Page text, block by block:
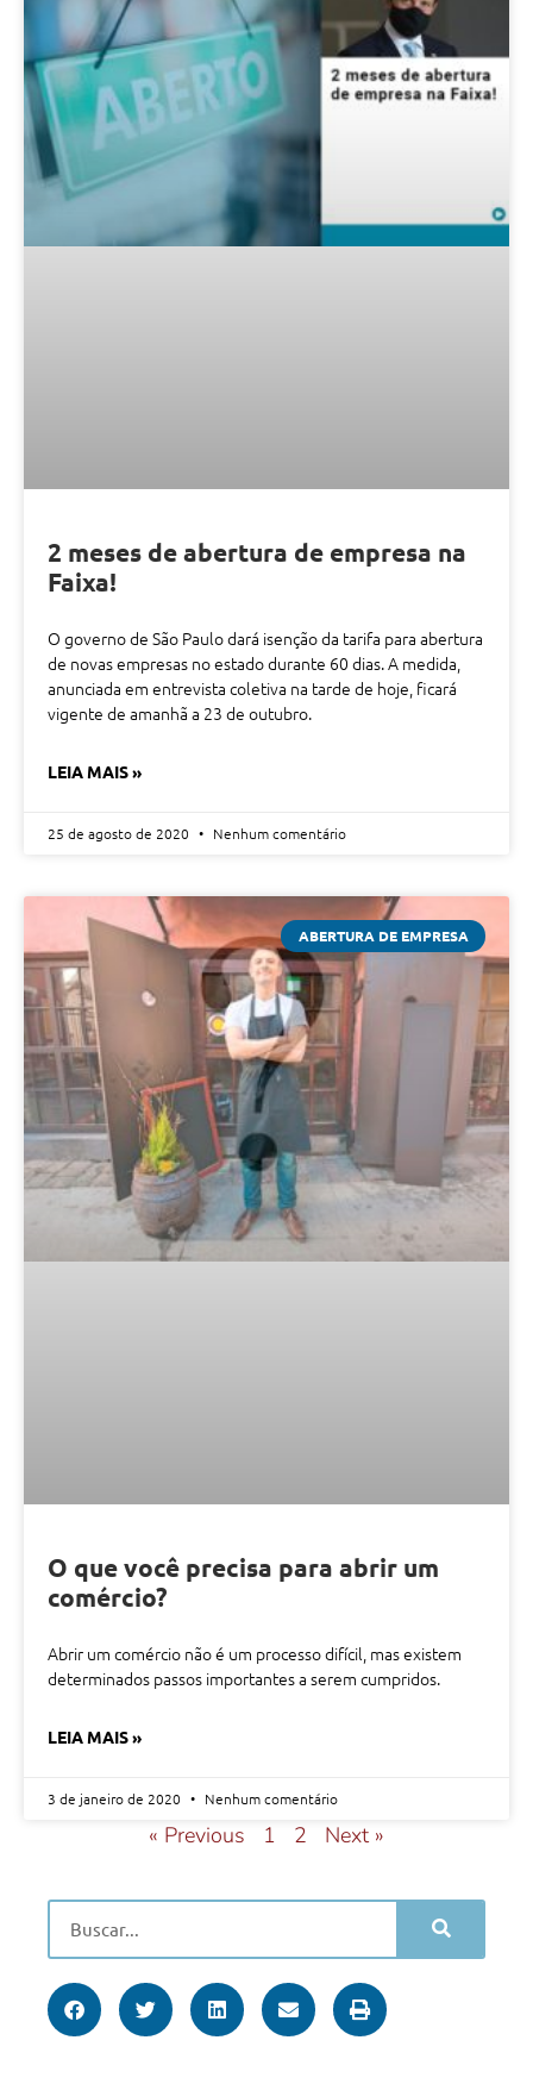
2 meses de abertura de empresa na
Faixa!
O governo de São Paulo dará isenção da tarifa para abertura
de novas empresas no estado durante 60 dias. A medida,
anunciada em entrevista coletiva na tarde de hoje, ficará
vigente de amanhã a 23 de outubro.
LEIA MAIS »
25 de agosto de 2020 Nenhum comentário
ABERTURA DE EMPRESA
O que você precisa para abrir um
comércio?
Abrir um comércio não é um processo difícil, mas existem
determinados passos importantes a serem cumpridos.
LEIA MAIS »
3 de janeiro de 2020 Nenhum comentário
« Previous 1 2 Next »